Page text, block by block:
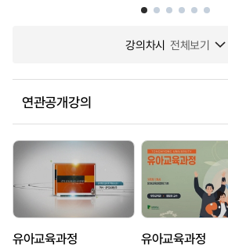
강의차시 전체보기
연관공개강의
유아교육과정 유아교육과정